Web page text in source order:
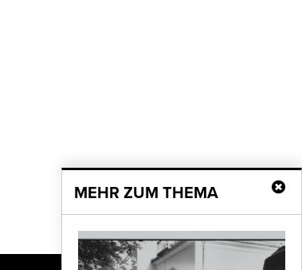
MEHR ZUM THEMA